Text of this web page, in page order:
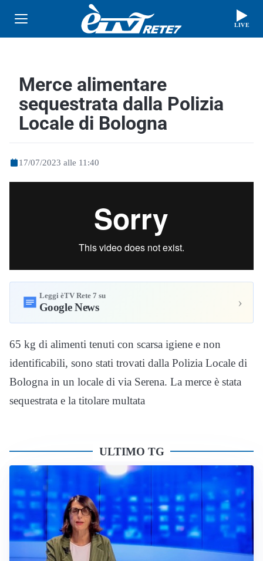
LIVE
Merce alimentare
sequestrata dalla Polizia
Locale di Bologna
17/07/2023 alle 11:40
Leggi èTV Rete 7 su
Google News ›
65 kg di alimenti tenuti con scarsa igiene e non
identificabili, sono stati trovati dalla Polizia Locale di
Bologna in un locale di via Serena. La merce è stata
sequestrata e la titolare multata
ULTIMO TG